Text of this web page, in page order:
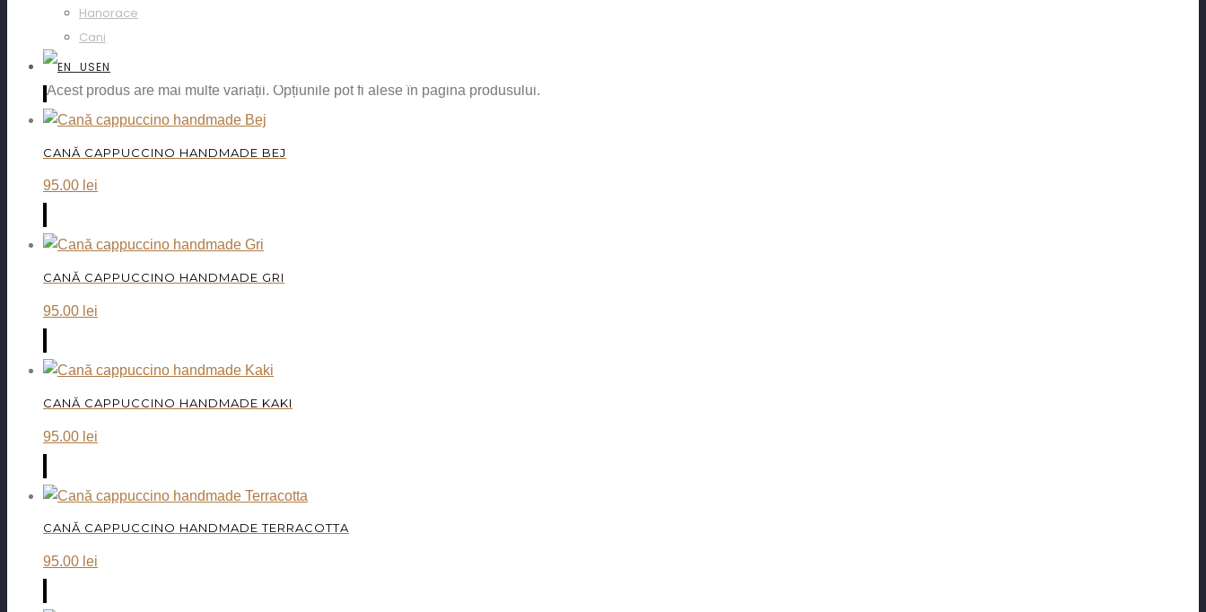
Hanorace
Cani
EN
550.00lei
Acest produs are mai multe variații. Opțiunile pot fi alese în pagina produsului.
CANĂ CAPPUCCINO HANDMADE BEJ
95.00 lei
CANĂ CAPPUCCINO HANDMADE GRI
95.00 lei
CANĂ CAPPUCCINO HANDMADE KAKI
95.00 lei
CANĂ CAPPUCCINO HANDMADE TERRACOTTA
95.00 lei